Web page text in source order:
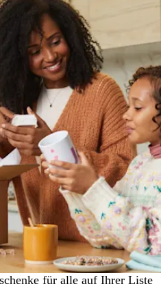
für alle auf Ihrer Liste